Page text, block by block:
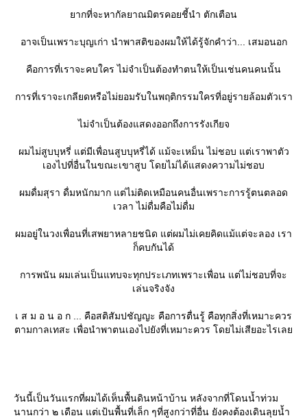
ากที่จะหากัลยาณมิตรคอยชี้นำ ตักเตือน
อาจเป็นเพราะบุญเก่า นำพาสติของผมให้ได้รู้จักคำว่า... เสมอนอก
คือการที่เราจะคบใคร ไม่จำเป็นต้องทำตนให้เป็นเช่นคนคนนั้น
การที่เราจะเกลียดหรือไม่ยอมรับในพฤติกรรมใครที่อยู่รายล้อมตัวเรา
ไม่จำเป็นต้องแสดงออกถึงการรังเกียจ
ผมไม่สูบบุหรี่ แต่มีเพื่อนสูบบุหรี่ได้ แม้จะเหม็น ไม่ชอบ แต่เราพาตัว
เองไปที่อื่นในขณะเขาสูบ โดยไม่ได้แสดงความไม่ชอบ
ผมดื่มสุรา ดื่มหนักมาก แต่ไม่ติดเหมือนคนอื่นเพราะการรู้ตนตลอด
เวลา ไม่ดื่มคือไม่ดื่ม
ผมอยู่ในวงเพื่อนที่เสพยาหลายชนิด แต่ผมไม่เคยคิดแม้แต่จะลอง เรา
ก็คบกันได้
การพนัน ผมเล่นเป็นแทบจะทุกประเภทเพราะเพื่อน แต่ไม่ชอบที่จะ
เล่นจริงจัง
เ ส ม อ น อ ก ... คือสติสัมปชัญญะ คือการตื่นรู้ คือทุกสิ่งที่เหมาะควร
ตามกาลเทสะ เพื่อนำพาตนเองไปยังที่เหมาะควร โดยไม่เสียอะไรเล
วันนี้เป็นวันแรกที่ผมได้เห็นพื้นดินหน้าบ้าน หลังจากที่โดนน้ำท่วม
นานกว่า ๒ เดือน แต่เป้นพื้นที่เล็ก ๆที่สูงกว่าที่อื่น ยังคงต้องเดินลุยน้ำ